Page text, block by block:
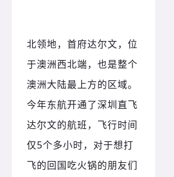
北领地，首府达尔文，位
于澳洲西北端，也是整个
澳洲大陆最上方的区域。
今年东航开通了深圳直飞
达尔文的航班，飞行时间
仅5个多小时，对于想打
飞的回国吃火锅的朋友们